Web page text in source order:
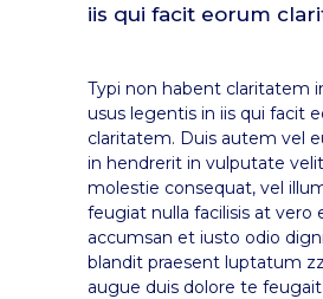
iis qui facit eorum
Typi non habent claritatem
usus legentis in iis qui facit
claritatem. Duis autem vel
in hendrerit in vulputate
molestie consequat, vel
feugiat nulla facilisis at vero
accumsan et iusto odio
blandit praesent luptatum
augue duis dolore te feugait